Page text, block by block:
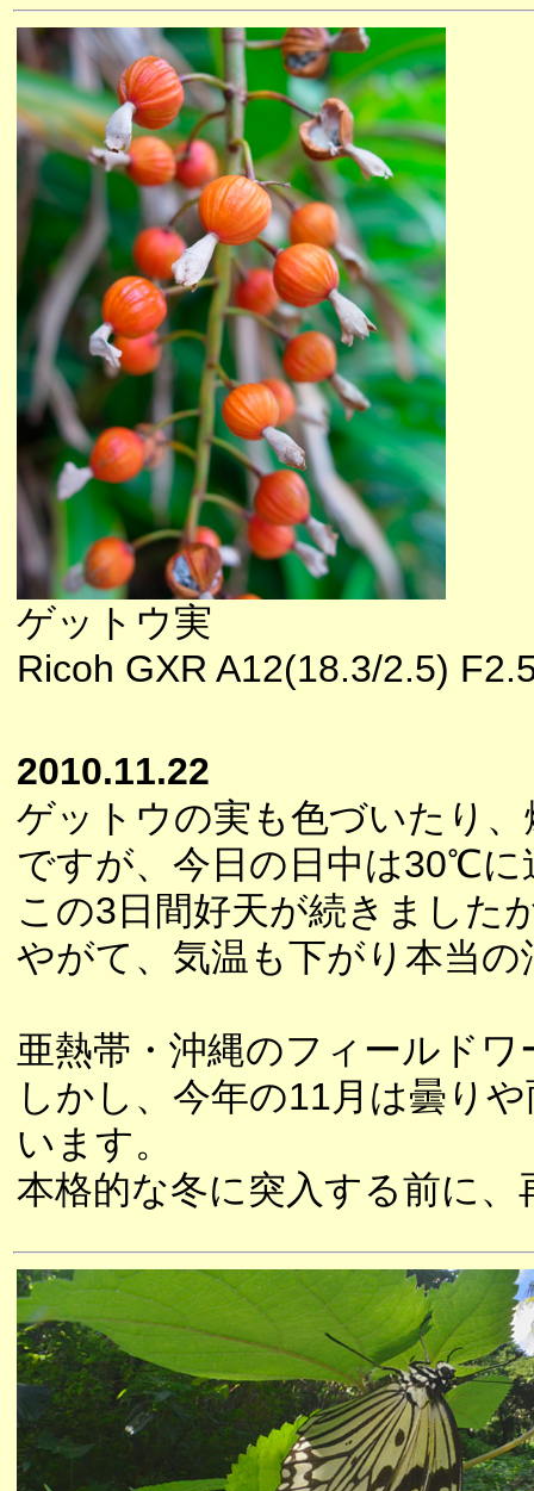
ゲットウ実
Ricoh GXR A12(18.3/2.5)
2010.11.22
ゲットウの実も色づいたり
ですが、今日の日中は30℃に
この3日間好天が続きました
やがて、気温も下がり本当
亜熱帯・沖縄のフィールド
しかし、今年の11月は曇り
います。
本格的な冬に突入する前に